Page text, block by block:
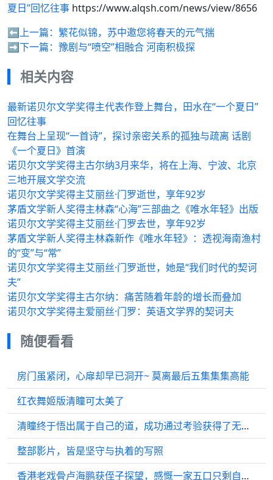
夏日”回忆往事 https://www.alqsh.com/news/view/8656
⬅️上一篇： 繁花似锦，苏中邀您将春天的元气揣
➡️下一篇： 豫剧与“喷空”相融合 河南积极探
相关内容
最新诺贝尔文学奖得主代表作登上舞台，田水在“一个夏日”
回忆往事
在舞台上呈现“一首诗”，探讨亲密关系的孤独与疏离 话剧
《一个夏日》首演
诺贝尔文学奖得主古尔纳3月来华，将在上海、宁波、北京
三地开展文学交流
诺贝尔文学奖得主艾丽丝·门罗逝世，享年92岁
茅盾文学新人奖得主林森“心海”三部曲之《唯水年轻》出版
诺贝尔文学奖得主艾丽丝·门罗去世，享年92岁
茅盾文学新人奖得主林森新作《唯水年轻》：透视海南渔村
的“变”与“常”
诺贝尔文学奖得主艾丽丝·门罗逝世，她是“我们时代的契诃
夫”
诺贝尔文学奖得主古尔纳：痛苦随着年龄的增长而叠加
诺贝尔文学奖得主爱丽丝·门罗：英语文学界的契诃夫
随便看看
房门虽紧闭，心扉却早已洞开~ 莫离最后五集集集高能
红衣舞姬版清瞳可太美了
清瞳终于悟出属于自己的道，成功通过考验获得了无上情力
整部影片，皆是坚守与执着的写照
香港老戏骨卢海鹏获侄子探望，感慨一家五口只剩自己，晚年病痛缠身仍乐观